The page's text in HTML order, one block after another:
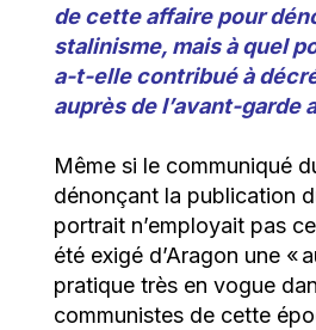
de cette affaire pour
stalinisme, mais àquel
a-t-elle contribué à
auprès de l’avant-garde
Même si le communiqué
dénonçant la publication
portrait n’employait pas
été exigé d’Aragon une «
pratique très en vogue
communistes de cette